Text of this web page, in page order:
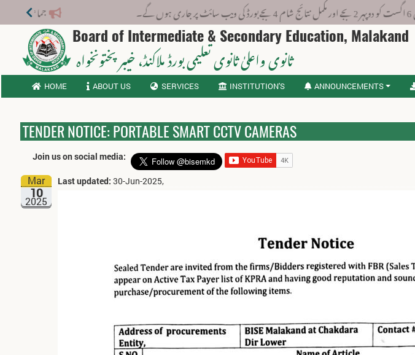
جماعت نہم انرولمنٹ 2026-27: CRC/Form-B نمبرز کی تصحیح 31 جولائی 2026 تک کروائیں
Board of Intermediate & Secondary Education, Malakand
ثانوی واعلیٰ ثانوی تعلیمی بورڈ ملاکنڈ، خیبر پختونخواہ
HOME ABOUT US SERVICES INSTITUTION'S ANNOUNCEMENTS
TENDER NOTICE: PORTABLE SMART CCTV CAMERAS
Join us on social media:
2025
Mar
10
Last updated: 30-Jun-2025,